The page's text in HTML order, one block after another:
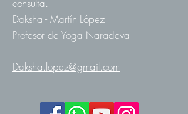
consulta.
Daksha - Martín López
Profesor de Yoga Naradeva
Daksha.lopez@gmail.com